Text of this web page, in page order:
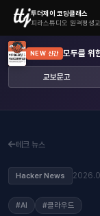
투더제이 코딩클래스
피라스튜디오 원격평생
NEW 신간 모두를 위
교보문고
테크 뉴스
Hacker News
#AI #클라우드